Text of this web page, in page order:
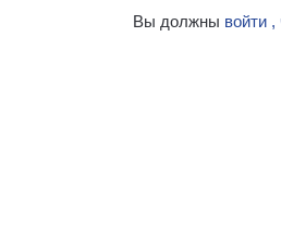
Вы должны войти